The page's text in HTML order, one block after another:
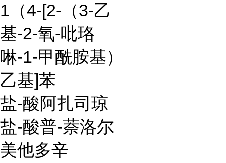
1（4-[2-（3-乙
基-2-氧-吡珞
啉-1-甲酰胺基）
乙基]苯
盐-酸阿扎司琼
盐-酸普-萘洛尔
美他多辛